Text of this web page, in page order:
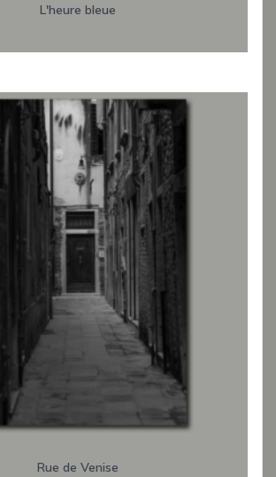
L'heure bleue
Rue de Venise